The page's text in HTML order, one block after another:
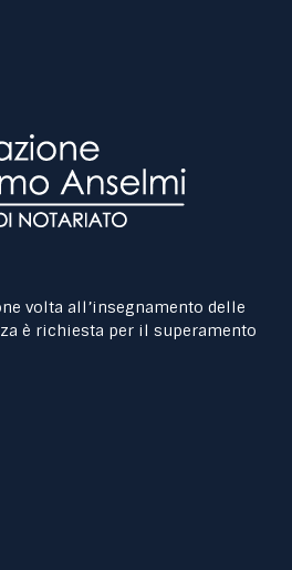
volta all’insegnamento delle
è richiesta per il superamento